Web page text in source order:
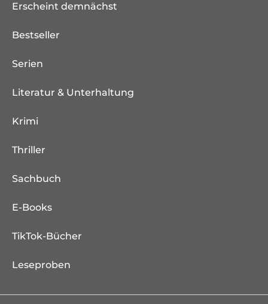
Erscheint demnächst
Bestseller
Serien
Literatur & Unterhaltung
Krimi
Thriller
Sachbuch
E-Books
TikTok-Bücher
Leseproben